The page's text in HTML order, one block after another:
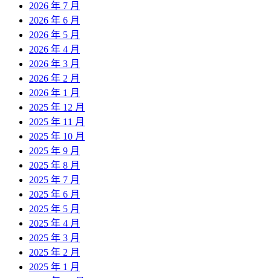
2026 年 7 月
2026 年 6 月
2026 年 5 月
2026 年 4 月
2026 年 3 月
2026 年 2 月
2026 年 1 月
2025 年 12 月
2025 年 11 月
2025 年 10 月
2025 年 9 月
2025 年 8 月
2025 年 7 月
2025 年 6 月
2025 年 5 月
2025 年 4 月
2025 年 3 月
2025 年 2 月
2025 年 1 月